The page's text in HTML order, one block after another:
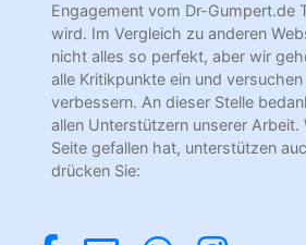
Engagement vom Dr-Gumpert.de
wird. Im Vergleich zu anderen
nicht alles so perfekt, aber wir
alle Kritikpunkte ein und
verbessern. An dieser Stelle
allen Unterstützern unserer Arbeit.
Seite gefallen hat, unterstützen
drücken Sie: